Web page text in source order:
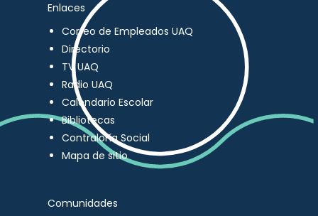
Enlaces
Correo de Empleados UAQ
Directorio
TV UAQ
Radio UAQ
Calendario Escolar
Bibliotecas
Contraloría Social
Mapa de sitio
Comunidades